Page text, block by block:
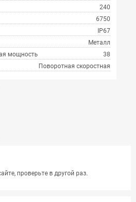
240
6750
IP67
Металл
мощность
38
Поворотная скоростная
проверьте в другой раз.